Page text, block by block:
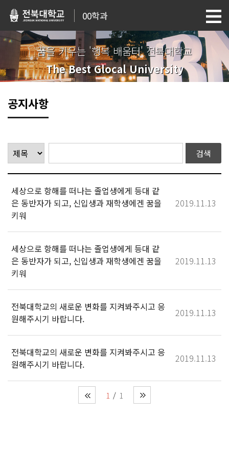
00학과
꿈을 키우는 '행복 배움터' 전북대학교
The Best Glocal University
공지사항
세상으로 항해를 떠나는 졸업생에게 등대 같
은 동반자가 되고, 신입생과 재학생에겐 꿈을
키워
2019.11.13
세상으로 항해를 떠나는 졸업생에게 등대 같
은 동반자가 되고, 신입생과 재학생에겐 꿈을
키워
2019.11.13
전북대학교의 새로운 변화를 지켜봐주시고 응
원해주시기 바랍니다.
2019.11.13
전북대학교의 새로운 변화를 지켜봐주시고 응
원해주시기 바랍니다.
2019.11.13
1 1